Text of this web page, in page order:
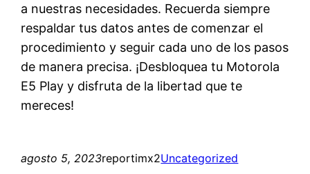
a nuestras necesidades. Recuerda siempre
respaldar tus datos antes de comenzar el
procedimiento y seguir cada uno de los pasos
de manera precisa. ¡Desbloquea tu Motorola
E5 Play y disfruta de la libertad que te
mereces!
agosto 5, 2023reportimx2Uncategorized